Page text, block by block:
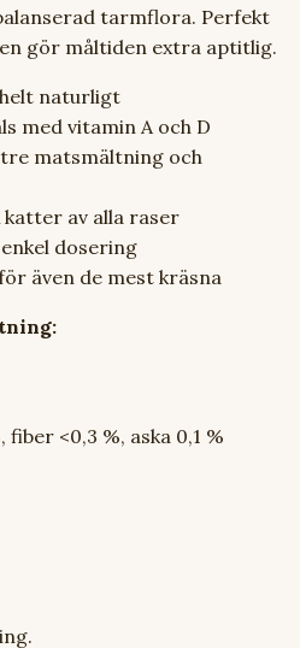
tarmflora. Perfekt
gör måltiden extra aptitlig.
naturligt
vitamin A och D
matsmältning och
av alla raser
dosering
de mest kräsna
<0,3 %, aska 0,1 %